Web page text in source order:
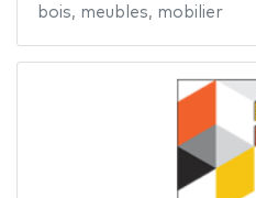
bois, meubles, mobilier